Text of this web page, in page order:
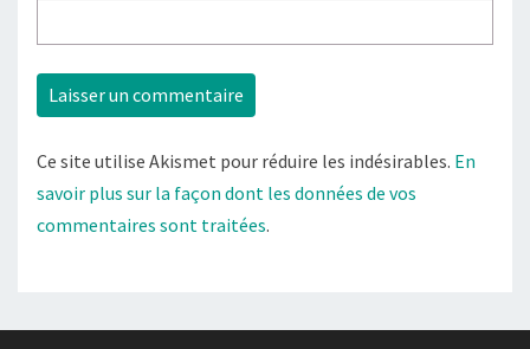
Ce site utilise Akismet pour réduire les indésirables. En
savoir plus sur la façon dont les données de vos
commentaires sont traitées.